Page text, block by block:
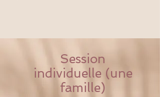
Session
individuelle (une
famille)